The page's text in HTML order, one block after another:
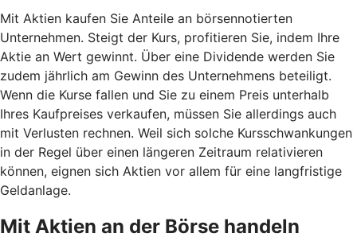
Mit Aktien kaufen Sie Anteile an börsennotierten
Unternehmen. Steigt der Kurs, profitieren Sie, indem Ihre
Aktie an Wert gewinnt. Über eine Dividende werden Sie
zudem jährlich am Gewinn des Unternehmens beteiligt.
Wenn die Kurse fallen und Sie zu einem Preis unterhalb
Ihres Kaufpreises verkaufen, müssen Sie allerdings auch
mit Verlusten rechnen. Weil sich solche Kursschwankungen
in der Regel über einen längeren Zeitraum relativieren
können, eignen sich Aktien vor allem für eine langfristige
Geldanlage.
Mit Aktien an der Börse handeln